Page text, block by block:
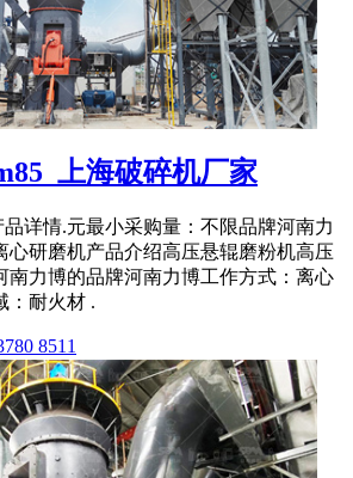
上海破碎机厂家
品详情.元最小采购量：不限品牌河南力
心研磨机产品介绍高压悬辊磨粉机高压
南力博的品牌河南力博工作方式：离心
：耐火材 .
8511